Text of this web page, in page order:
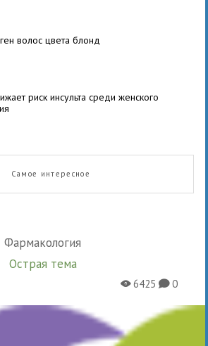
волос цвета блонд
риск инсульта среди женского
Самое интересное
Фармакология
Острая тема
X6425K0